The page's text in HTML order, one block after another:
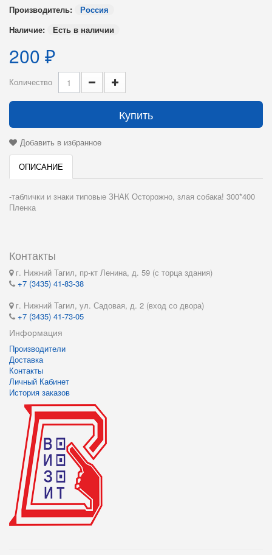
Производитель:
Россия
Наличие:
Есть в наличии
200 ₽
Количество
Купить
Добавить в избранное
ОПИСАНИЕ
-таблички и знаки типовые ЗНАК Осторожно, злая собака! 300*400
Пленка
Контакты
г. Нижний Тагил, пр-кт Ленина, д. 59 (с торца здания)
+7 (3435) 41-83-38
г. Нижний Тагил, ул. Садовая, д. 2 (вход со двора)
+7 (3435) 41-73-05
Информация
Производители
Доставка
Контакты
Личный Кабинет
История заказов